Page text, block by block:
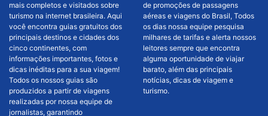
mais completos e visitados sobre
turismo na internet brasileira. Aqui
você encontra guias gratuitos dos
principais destinos e cidades dos
cinco continentes, com
informações importantes, fotos e
dicas inéditas para a sua viagem!
Todos os nossos guias são
produzidos a partir de viagens
realizadas por nossa equipe de
jornalistas, garantindo
de promoções de passagens
aéreas e viagens do Brasil, Todos
os dias nossa equipe pesquisa
milhares de tarifas e alerta nossos
leitores sempre que encontra
alguma oportunidade de viajar
barato, além das principais
notícias, dicas de viagem e
turismo.